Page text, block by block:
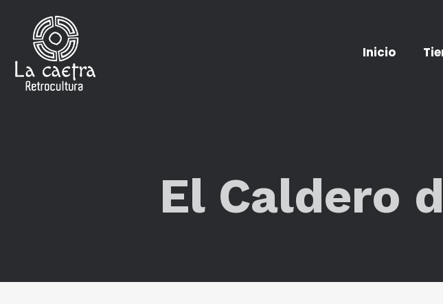
Inicio
El Caldero